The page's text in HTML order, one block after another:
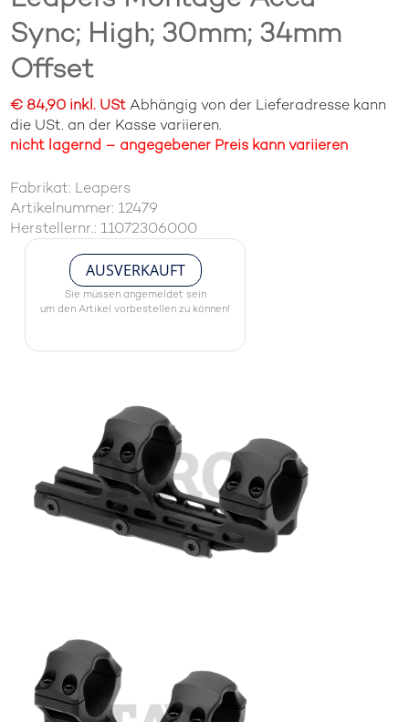
Sync; High; 30mm; 34mm
Offset
€ 84,90 inkl. UStAbhängig von der Lieferadresse kann
die USt. an der Kasse variieren.
nicht lagernd – angegebener Preis kann variieren
Fabrikat: Leapers
Artikelnummer: 12479
Herstellernr.: 11072306000
AUSVERKAUFT
Sie müssen angemeldet sein
um den Artikel vorbestellen zu können!